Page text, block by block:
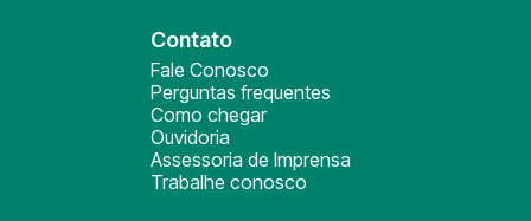
Contato
Fale Conosco
Perguntas frequentes
Como chegar
Ouvidoria
Assessoria de Imprensa
Trabalhe conosco